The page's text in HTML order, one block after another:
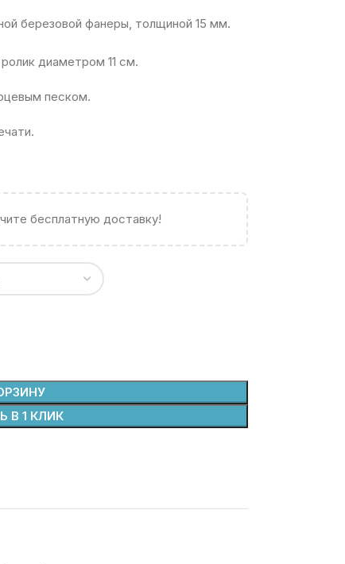
березовой фанеры, толщиной 15 мм.
диаметром 11 см.
песком.
бесплатную доставку!
В 1 КЛИК